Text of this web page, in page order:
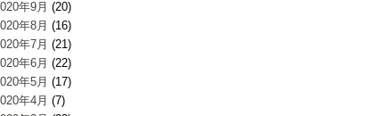
年9月 (20)
年8月 (16)
年7月 (21)
年6月 (22)
年5月 (17)
年4月 (7)